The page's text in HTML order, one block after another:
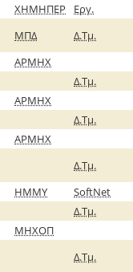
ΧΗΜΗΠΕΡ
Εργ.
ΜΠΔ
Δ.Τμ.
ΑΡΜΗΧ
Δ.Τμ.
ΑΡΜΗΧ
Δ.Τμ.
ΑΡΜΗΧ
Δ.Τμ.
ΗΜΜΥ
SoftNet
Δ.Τμ.
ΜΗΧΟΠ
Δ.Τμ.